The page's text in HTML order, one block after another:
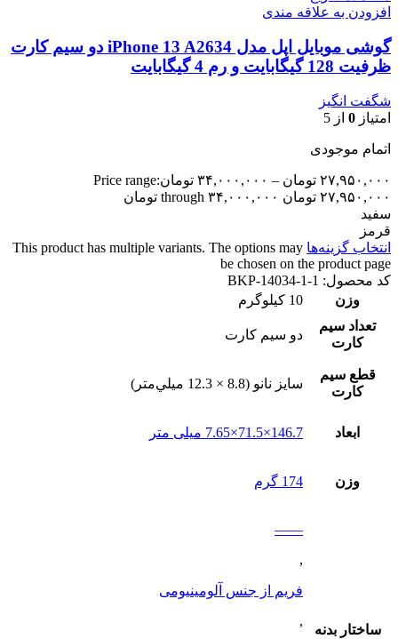
افزودن به علاقه مندی
گوشی موبایل اپل مدل iPhone 13 A2634 دو سیم‌ کارت
ظرفیت 128 گیگابایت و رم 4 گیگابایت
شگفت انگیز
امتیاز 0 از 5
اتمام موجودی
۲۷,۹۵۰,۰۰۰ تومان – ۳۴,۰۰۰,۰۰۰ تومانPrice range:
۲۷,۹۵۰,۰۰۰ تومان through ۳۴,۰۰۰,۰۰۰ تومان
سفید
قرمز
انتخاب گزینه‌ها This product has multiple variants. The options may
be chosen on the product page
کد محصول: BKP-14034-1-1
وزن
10 کیلوگرم
تعداد سيم
کارت
دو سيم کارت
قطع سيم
کارت
سايز نانو (8.8 × 12.3 ميلي‌متر)
ابعاد 146.7×71.5×7.65 میلی متر
وزن 174 گرم
ساختار بدنه
——
,
فریم از جنس آلومینیومی
,